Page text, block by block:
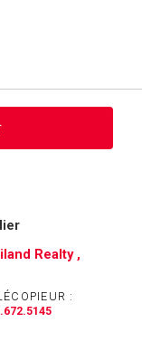
Realty ,
: